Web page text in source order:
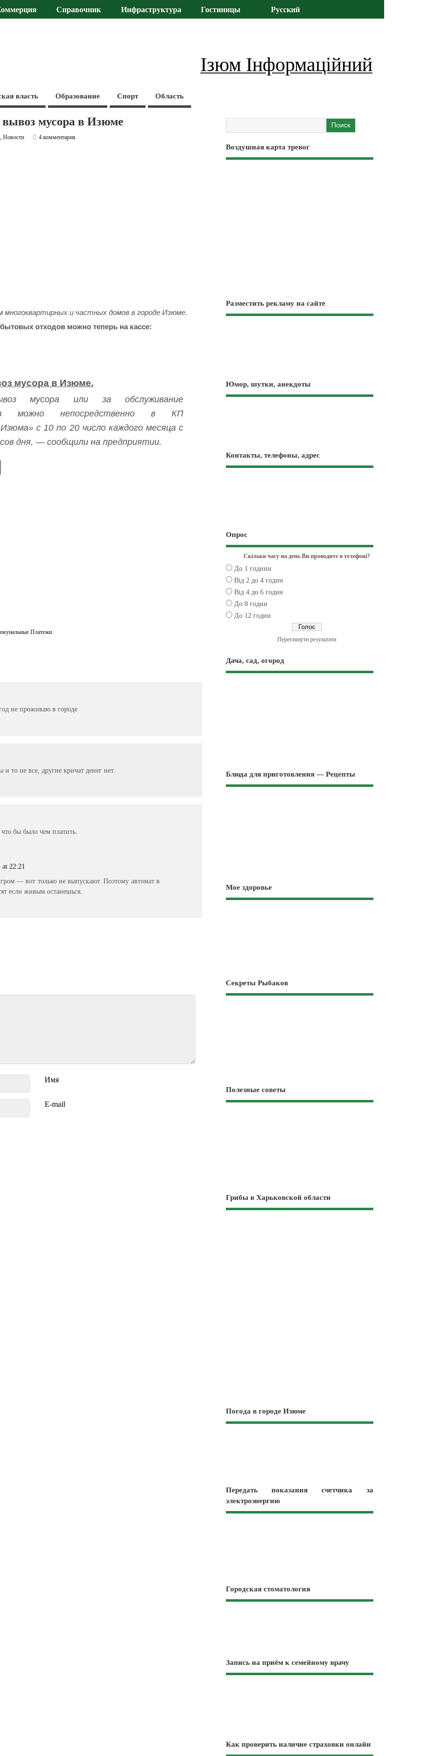
Справочник Инфраструктура Гостиницы Русский
Ізюм Інформаційний
власть Образование Спорт Область
вывоз мусора в Изюме
,Новости
4 комментария
и частных домов в городе Изюме.
отходов можно теперь на кассе:
мусора в Изюме.
мусора или за обслуживание
можно непосредственно в КП
с 10 по 20 число каждого месяца с
дня, — сообщили на предприятии.
Платежи
не проживаю в городе
и то не все, другие кричат денег нет.
бы было чем платить.
at 22:21
— вот только не выпускают. Поэтому автомат в
если живым останешься.
Имя
E-mail
Воздушная карта тревог
Разместить рекламу на сайте
Юмор, шутки, анекдоты
Контакты, телефоны, адрес
Опрос
Скільки часу на день Ви проводите в телефоні?
До 1 години
Від 2 до 4 годин
Від 4 до 6 годин
До 8 годин
До 12 годин
Переглянути результати
Дача, сад, огород
Блюда для приготовления — Рецепты
Мое здоровье
Секреты Рыбаков
Полезные советы
Грибы в Харьковской области
Погода в городе Изюме
Передать показания счетчика за
электроэнергию
Городская стоматология
Запись на приём к семейному врачу
Как проверить наличие страховки онлайн